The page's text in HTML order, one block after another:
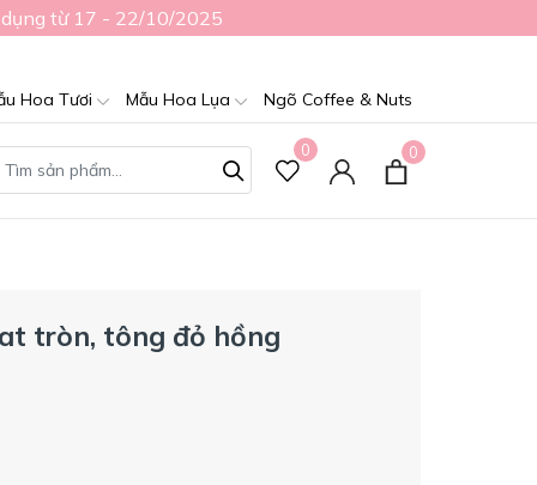
từ 17 - 22/10/2025
Hoa Tươi Mẫu Hoa Lụa Ngõ Coffee & Nuts
0 0
tròn, tông đỏ hồng